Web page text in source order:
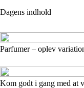
Dagens indhold
Parfumer – oplev
Kom godt i gang med at